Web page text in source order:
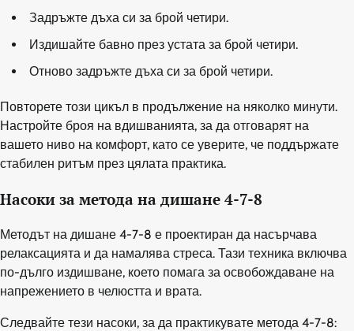
Задръжте дъха си за брой четири.
Издишайте бавно през устата за брой четири.
Отново задръжте дъха си за брой четири.
Повторете този цикъл в продължение на няколко минути.
Настройте броя на вдишванията, за да отговарят на
вашето ниво на комфорт, като се уверите, че поддържате
стабилен ритъм през цялата практика.
Насоки за метода на дишане 4-7-8
Методът на дишане 4-7-8 е проектиран да насърчава
релаксацията и да намалява стреса. Тази техника включва
по-дълго издишване, което помага за освобождаване на
напрежението в челюстта и врата.
Следвайте тези насоки, за да практикувате метода 4-7-8: